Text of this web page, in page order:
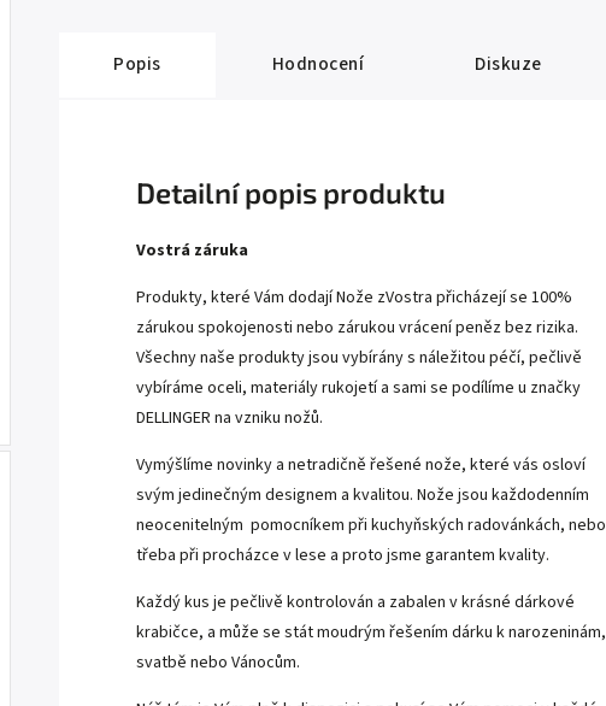
Popis Hodnocení Diskuze
Detailní popis produktu
Vostrá záruka
Produkty, které Vám dodají Nože zVostra přicházejí se 100%
zárukou spokojenosti nebo zárukou vrácení peněz bez rizika.
Všechny naše produkty jsou vybírány s náležitou péčí, pečlivě
vybíráme oceli, materiály rukojetí a sami se podílíme u značky
DELLINGER na vzniku nožů.
Vymýšlíme novinky a netradičně řešené nože, které vás osloví
svým jedinečným designem a kvalitou. Nože jsou každodenním
neocenitelným pomocníkem při kuchyňských radovánkách, nebo
třeba při procházce v lese a proto jsme garantem kvality.
Každý kus je pečlivě kontrolován a zabalen v krásné dárkové
krabičce, a může se stát moudrým řešením dárku k narozeninám,
svatbě nebo Vánocům.